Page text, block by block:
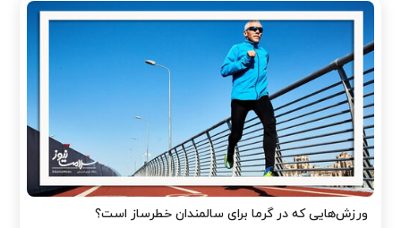
ورزش‌هایی که در گرما برای سالمندان خطرساز است؟